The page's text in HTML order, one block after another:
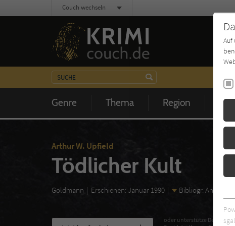
Genre Thema Region Zeit
Couch wechseln
Arthur W. Upfield
Tödlicher Kult
Goldmann Erschienen: Januar 1990 Bibliogr. Angaben
oder unterstütze Deinen
Auf